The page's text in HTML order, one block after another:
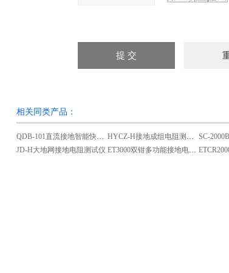
相关同类产品：
QDB-101直流接地智能快速查找仪 HYCZ-H接地成组电阻测试仪
JD-H大地网接地电阻测试仪
ET3000双钳多功能接地电阻测试仪